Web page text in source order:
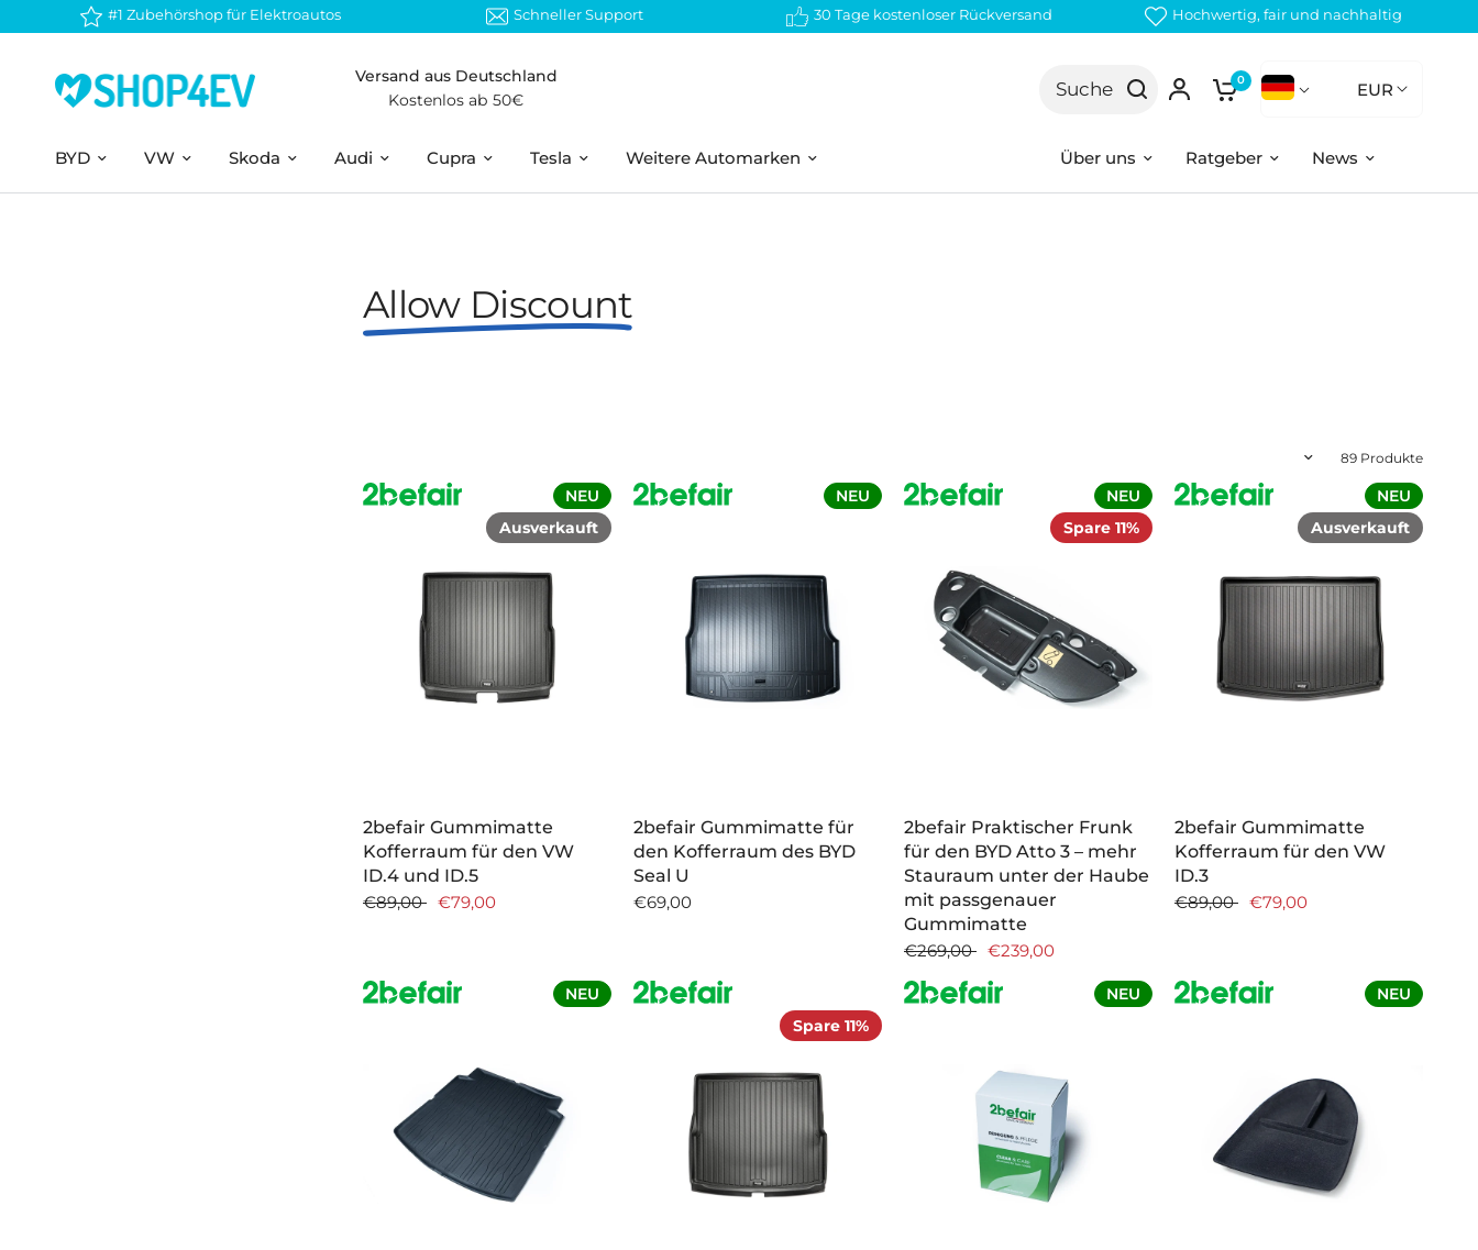
#1 Zubehörshop für Elektroautos Schneller Support 30 Tage kostenloser Rückversand Hochwertig, fair und nachhaltig
Versand aus Deutschland
Kostenlos ab 50€
Suche 0 EUR
BYD VW Skoda Audi Cupra Tesla Weitere Automarken Über uns Ratgeber News
Allow Discount
89 Produkte
Ausverkauft
NEU
2befair Gummimatte
Kofferraum für den VW
ID.4 und ID.5
€89,00
€79,00
NEU
2befair Gummimatte für
den Kofferraum des BYD
Seal U
€69,00
Spare 11%
NEU
2befair Praktischer Frunk
für den BYD Atto 3 – mehr
Stauraum unter der Haube
mit passgenauer
Gummimatte
€269,00
€239,00
Ausverkauft
NEU
2befair Gummimatte
Kofferraum für den VW
ID.3
€89,00
€79,00
NEU
Spare 11%
NEU NEU